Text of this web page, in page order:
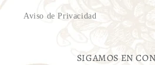
Aviso de Privacidad
SIGAMOS EN